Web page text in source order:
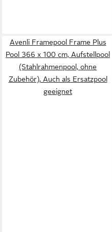
Avenli Framepool Frame Plus
Pool 366 x 100 cm, Aufstellpool
(Stahlrahmenpool, ohne
Zubehör), Auch als Ersatzpool
geeignet